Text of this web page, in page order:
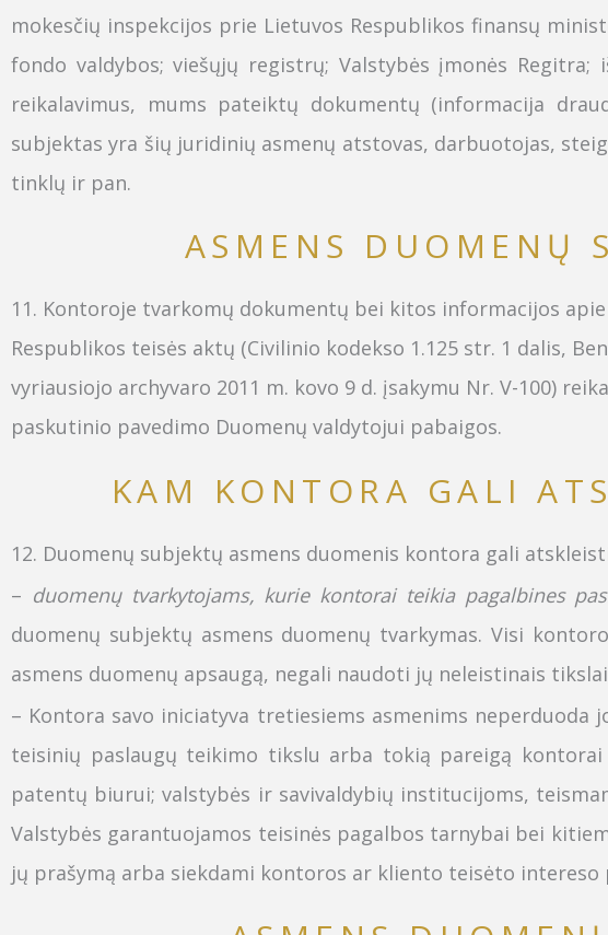
mokesčių inspekcijos prie Lietuvos Respublikos finansų
fondo valdybos; viešųjų registrų; Valstybės įmonės
reikalavimus, mums pateiktų dokumentų (informacija
subjektas yra šių juridinių asmenų atstovas, darbuotojas,
tinklų ir pan.
ASMENS DUOMENŲ
11. Kontoroje tvarkomų dokumentų bei kitos informacijos
Respublikos teisės aktų (Civilinio kodekso 1.125 str. 1 dalis,
vyriausiojo archyvaro 2011 m. kovo 9 d. įsakymu Nr. V-100)
paskutinio pavedimo Duomenų valdytojui pabaigos.
KAM KONTORA GALI
12. Duomenų subjektų asmens duomenis kontora gali
– duomenų tvarkytojams, kurie kontorai teikia pagalbines
duomenų subjektų asmens duomenų tvarkymas. Visi
asmens duomenų apsaugą, negali naudoti jų neleistinais
– Kontora savo iniciatyva tretiesiems asmenims
teisinių paslaugų teikimo tikslu arba tokią pareigą
patentų biurui;valstybės ir savivaldybių institucijoms,
Valstybės garantuojamos teisinės pagalbos tarnybai bei
jų prašymą arba siekdami kontoros ar kliento teisėto